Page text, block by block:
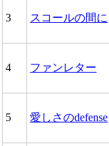
3 スコールの間に
4 ファンレター
5 愛しさのdefense